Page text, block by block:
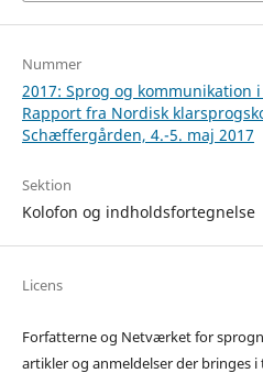
Nummer
2017: Sprog og
Rapport fra Nordisk
Schæffergården, 4.-5. maj 2017
Sektion
Kolofon og indholdsfortegnelse
Licens
Forfatterne og Netværket for
artikler og anmeldelser der bringes